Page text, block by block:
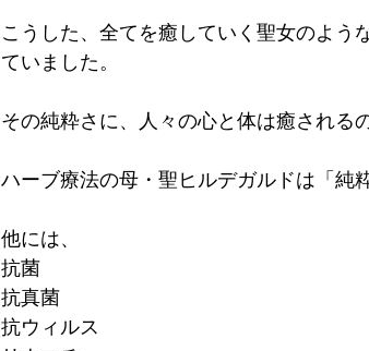
こうした、全てを癒していく聖女のよう
ていました。
その純粋さに、人々の心と体は癒される
ハーブ療法の母・聖ヒルデガルドは「純
他には、
抗菌
抗真菌
抗ウィルス